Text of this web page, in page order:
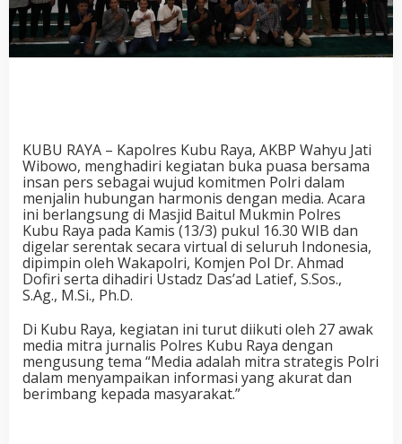
KUBU RAYA – Kapolres Kubu Raya, AKBP Wahyu Jati
Wibowo, menghadiri kegiatan buka puasa bersama
insan pers sebagai wujud komitmen Polri dalam
menjalin hubungan harmonis dengan media. Acara
ini berlangsung di Masjid Baitul Mukmin Polres
Kubu Raya pada Kamis (13/3) pukul 16.30 WIB dan
digelar serentak secara virtual di seluruh Indonesia,
dipimpin oleh Wakapolri, Komjen Pol Dr. Ahmad
Dofiri serta dihadiri Ustadz Das’ad Latief, S.Sos.,
S.Ag., M.Si., Ph.D.
Di Kubu Raya, kegiatan ini turut diikuti oleh 27 awak
media mitra jurnalis Polres Kubu Raya dengan
mengusung tema “Media adalah mitra strategis Polri
dalam menyampaikan informasi yang akurat dan
berimbang kepada masyarakat.”